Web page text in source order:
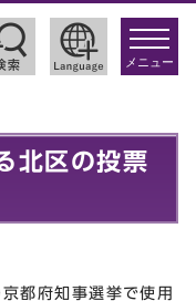
toggle
メニュー
北区の投票
都府知事選挙で使用